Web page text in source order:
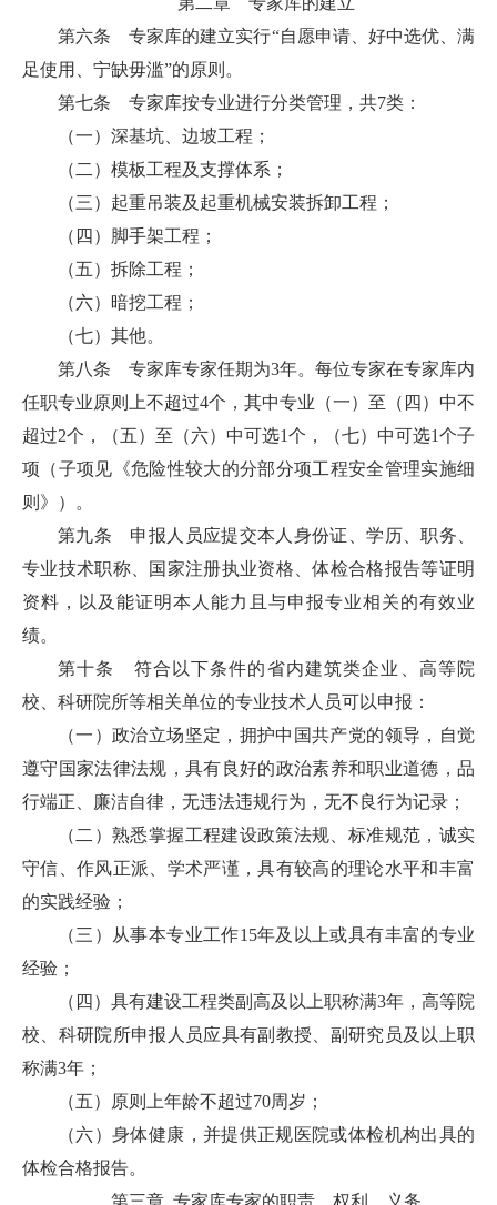
第六条 专家库的建立实行“自愿申请、好中选优、满
足使用、宁缺毋滥”的原则。
第七条 专家库按专业进行分类管理，共7类：
（一）深基坑、边坡工程；
（二）模板工程及支撑体系；
（三）起重吊装及起重机械安装拆卸工程；
（四）脚手架工程；
（五）拆除工程；
（六）暗挖工程；
（七）其他。
第八条
专家库专家任期为3年。每位专家在专家库内
任职专业原则上不超过4个，其中专业（一）至（四）中不
超过2个，（五）至（六）中可选1个，（七）中可选1个子
项（子项见《危险性较大的分部分项工程安全管理实施细
则》）。
第九条 申报人员应提交本人身份证、学历、职务、
专业技术职称、国家注册执业资格、体检合格报告等证明
资料，以及能证明本人能力且与申报专业相关的有效业
绩。
第十条 符合以下条件的省内建筑类企业、高等院
校、科研院所等相关单位的专业技术人员可以申报：
（一）政治立场坚定，拥护中国共产党的领导，自觉
遵守国家法律法规，具有良好的政治素养和职业道德，品
行端正、廉洁自律，无违法违规行为，无不良行为记录；
（二）熟悉掌握工程建设政策法规、标准规范，诚实
守信、作风正派、学术严谨，具有较高的理论水平和丰富
的实践经验；
（三）从事本专业工作15年及以上或具有丰富的专业
经验；
（四）具有建设工程类副高及以上职称满3年，高等院
校、科研院所申报人员应具有副教授、副研究员及以上职
称满3年；
（五）原则上年龄不超过70周岁；
（六）身体健康，并提供正规医院或体检机构出具的
体检合格报告。
第三章 专家库专家的职责、权利、义务